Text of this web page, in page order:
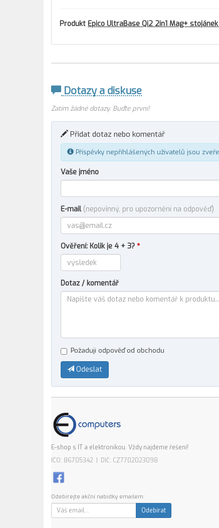
Produkt Epico UltraBase Qi2 2in1 Mag+
Dotazy a diskuse
Zatím žádné dotazy. Buďte první!
Přidat dotaz nebo komentář
Příspěvky nepřihlášených uživatelů jsou
Vaše jméno
E-mail (nepovinný, pro upozornění na odpověď)
Ověření: Kolik je 4 + 3? *
Dotaz / komentář
Požaduji odpověď od obchodu
Odeslat
E-shop s IT a elektronikou. Vždy najdeme řešení!
IČO: 86705342 | DIČ: CZ7702023098
Odebírejte akční nabídky emailem:
Odebírat